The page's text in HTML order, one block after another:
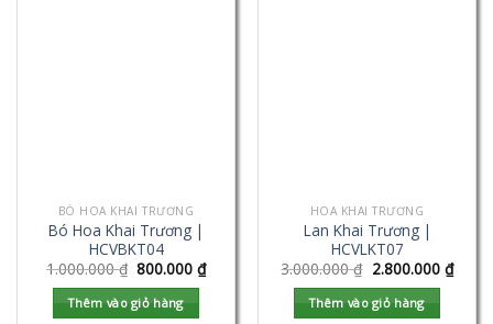
BÓ HOA KHAI TRƯƠNG
Bó Hoa Khai Trương |
HCVBKT04
1.000.000₫ 800.000₫
Thêm vào giỏ hàng
HOA KHAI TRƯƠNG
Lan Khai Trương |
HCVLKT07
3.000.000₫ 2.800.000 ₫
Thêm vào giỏ hàng